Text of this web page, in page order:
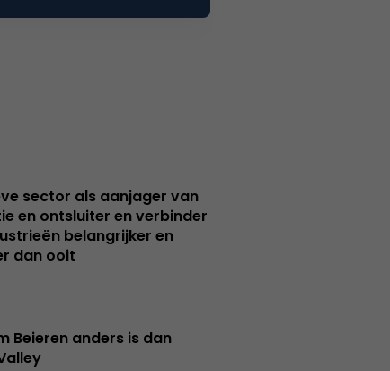
sector als aanjager van
en ontsluiter en verbinder
belangrijker en
dan ooit
Beieren anders is dan